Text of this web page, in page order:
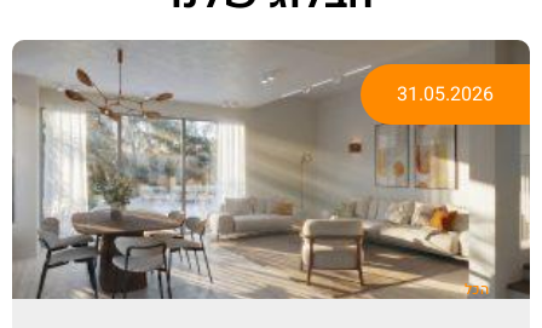
הכל
31.05.2026